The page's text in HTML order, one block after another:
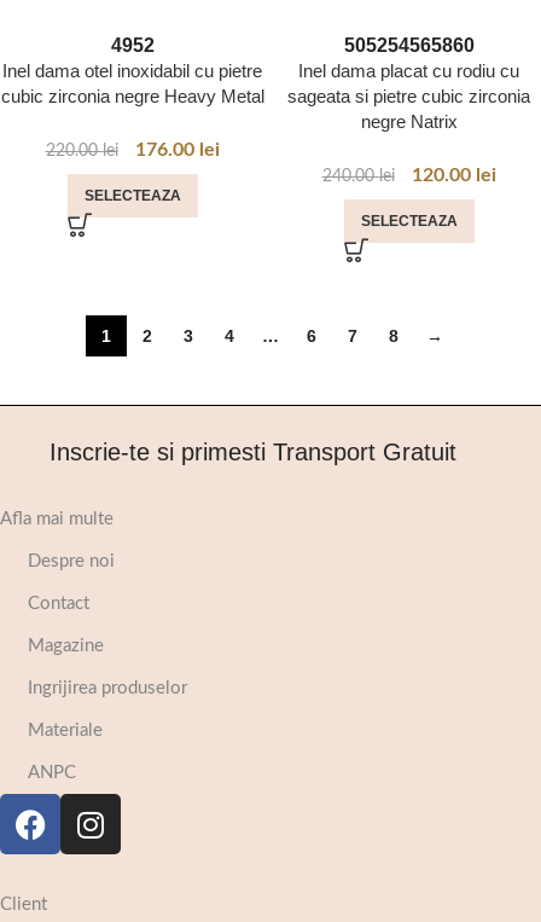
4952
Inel dama otel inoxidabil cu pietre
cubic zirconia negre Heavy Metal
220.00lei 176.00 lei
SELECTEAZA
505254565860
Inel dama placat cu rodiu cu
sageata si pietre cubic zirconia
negre Natrix
240.00lei 120.00 lei
SELECTEAZA
1 2 3 4 … 6 7 8 →
Inscrie-te si primesti Transport Gratuit
Afla mai multe
Despre noi
Contact
Magazine
Ingrijirea produselor
Materiale
ANPC
Client